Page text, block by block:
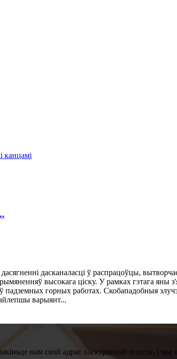
дасканаласці ў распрацоўцы,
высокага ціску. У рамках гэтага
горных работах. Скобападобныя
варыянт...
нам свой адрас электроннай пошты, і мы